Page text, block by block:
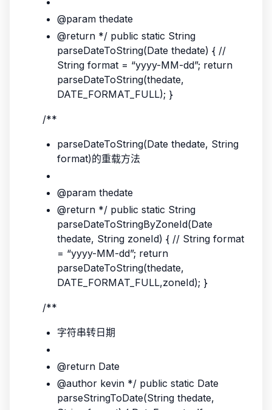
@param thedate
@return */ public static String
parseDateToString(Date thedate) { //
String format = “yyyy-MM-dd”; return
parseDateToString(thedate,
DATE_FORMAT_FULL); }
/**
parseDateToString(Date thedate, String
format)的重载方法
@param thedate
@return */ public static String
parseDateToStringByZoneId(Date
thedate, String zoneId) { // String format
= “yyyy-MM-dd”; return
parseDateToString(thedate,
DATE_FORMAT_FULL,zoneId); }
/**
字符串转日期
@return Date
@author kevin */ public static Date
parseStringToDate(String thedate,